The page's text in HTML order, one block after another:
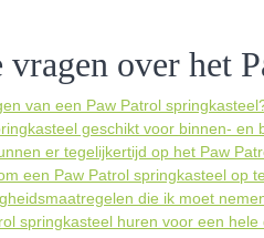
vragen over het
van een Paw Patrol
geschikt voor binnen- en
er tegelijkertijd op het Paw
een Paw Patrol springkasteel op
die ik moet
springkasteel huren voor een